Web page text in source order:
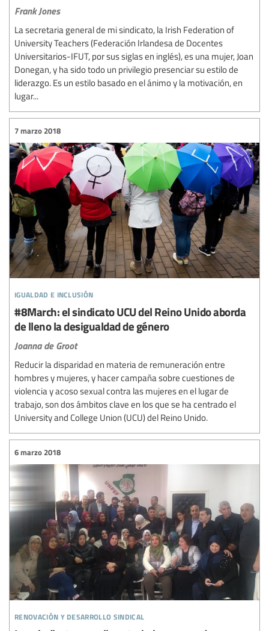
Frank Jones
La secretaria general de mi sindicato, la Irish Federation of
University Teachers (Federación Irlandesa de Docentes
Universitarios-IFUT, por sus siglas en inglés), es una mujer, Joan
Donegan, y ha sido todo un privilegio presenciar su estilo de
liderazgo. Es un estilo basado en el ánimo y la motivación, en
lugar...
igualdad e inclusión
7 marzo 2018
#8March: el sindicato UCU del Reino Unido aborda
de lleno la desigualdad de género
Joanna de Groot
Reducir la disparidad en materia de remuneración entre
hombres y mujeres, y hacer campaña sobre cuestiones de
violencia y acoso sexual contra las mujeres en el lugar de
trabajo, son dos ámbitos clave en los que se ha centrado el
University and College Union (UCU) del Reino Unido.
renovación y desarrollo sindical
6 marzo 2018